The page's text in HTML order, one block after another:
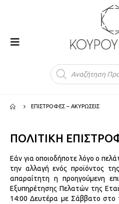
ΕΠΙΣΤΡΟΦΕΣ – ΑΚΥΡΩΣΕΙΣ
ΠΟΛΙΤΙΚΗ
Εάν για οποιοδήποτε λόγο ο
την αλλαγή ενός προϊόντος
απαραίτητη η προηγούμενη
Εξυπηρέτησης Πελατών της
14:00 Δευτέρα με Σάββατο στο